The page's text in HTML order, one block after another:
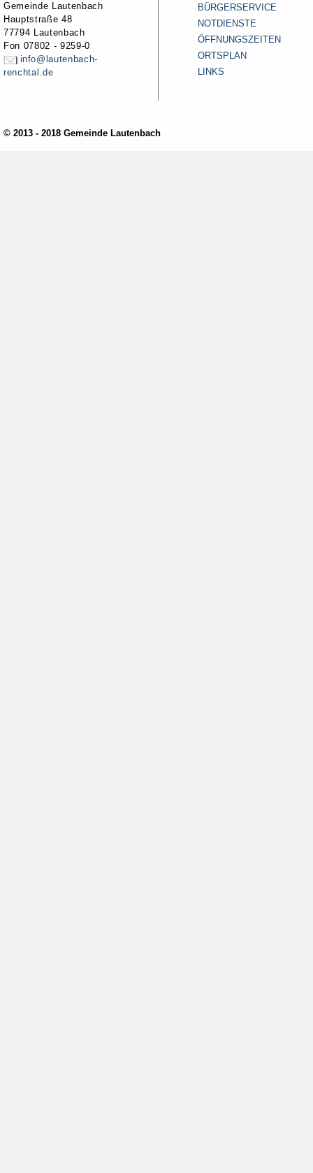
Gemeinde Lautenbach
Hauptstraße 48
77794 Lautenbach
Fon 07802 - 9259-0
info@lautenbach-
renchtal.de
BÜRGERSERVICE
NOTDIENSTE
ÖFFNUNGSZEITEN
ORTSPLAN
LINKS
© 2013 - 2018 Gemeinde Lautenbach